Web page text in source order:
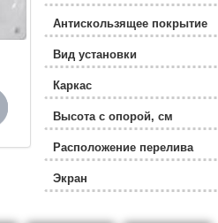
Антискользящее покрытие
Вид установки
Каркас
Высота с опорой, см
Расположение перелива
Экран